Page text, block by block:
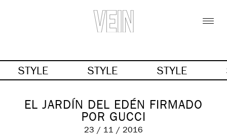
STYLE STYLE STYLE
EL JARDÍN DEL EDÉN FIRMADO
POR GUCCI
23 / 11 / 2016